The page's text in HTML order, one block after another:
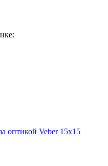
оптикой Veber 15x15